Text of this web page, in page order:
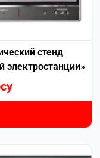
стенд
электростанции»